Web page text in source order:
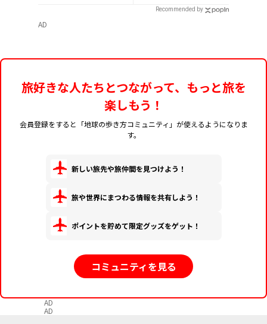
Recommended by
AD
旅好きな人たちとつながって、もっと旅を
楽しもう！
会員登録をすると「地球の歩き方コミュニティ」が使えるようになりま
す。
新しい旅先や旅仲間を見つけよう！
旅や世界にまつわる情報を共有しよう！
ポイントを貯めて限定グッズをゲット！
コミュニティを見る
AD
AD